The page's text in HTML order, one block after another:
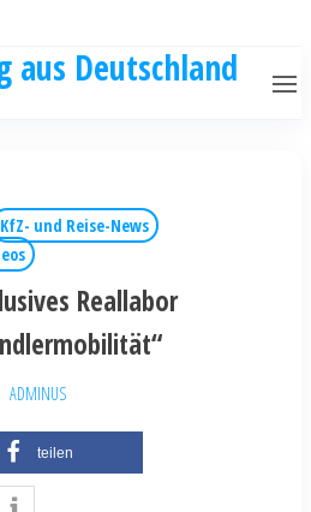
Deutschland
KfZ- und Reise-News
Reallabor
ADMINUS
teilen